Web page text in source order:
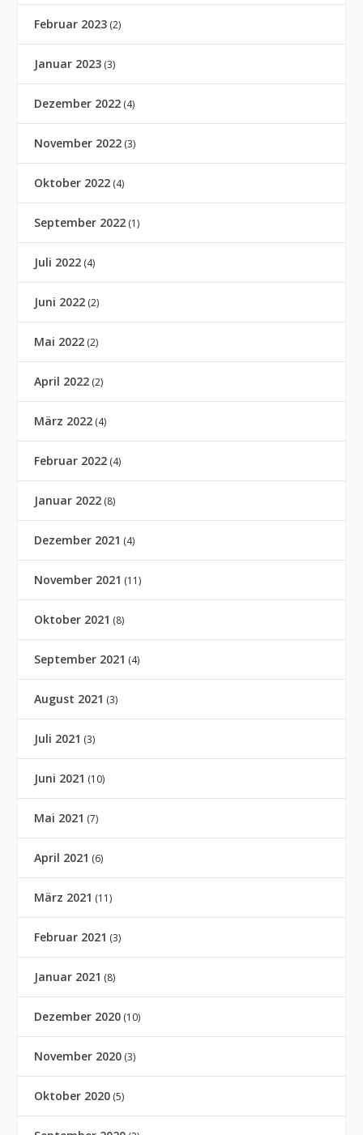
Februar 2023 (2)
Januar 2023 (3)
Dezember 2022 (4)
November 2022 (3)
Oktober 2022 (4)
September 2022 (1)
Juli 2022 (4)
Juni 2022 (2)
Mai 2022 (2)
April 2022 (2)
März 2022 (4)
Februar 2022 (4)
Januar 2022 (8)
Dezember 2021 (4)
November 2021 (11)
Oktober 2021 (8)
September 2021 (4)
August 2021 (3)
Juli 2021 (3)
Juni 2021 (10)
Mai 2021 (7)
April 2021 (6)
März 2021 (11)
Februar 2021 (3)
Januar 2021 (8)
Dezember 2020 (10)
November 2020 (3)
Oktober 2020 (5)